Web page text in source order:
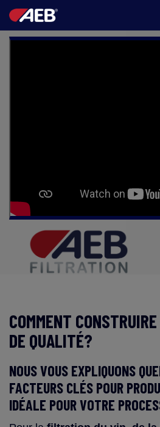
AEB
eSHOP
FR
Panier
COMMENT
DE QUALITÉ?
NOUS VOUS EXPLIQUONS
FACTEURS CLÉS POUR
IDÉALE POUR VOTRE